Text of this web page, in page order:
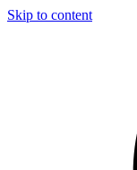
Skip to content